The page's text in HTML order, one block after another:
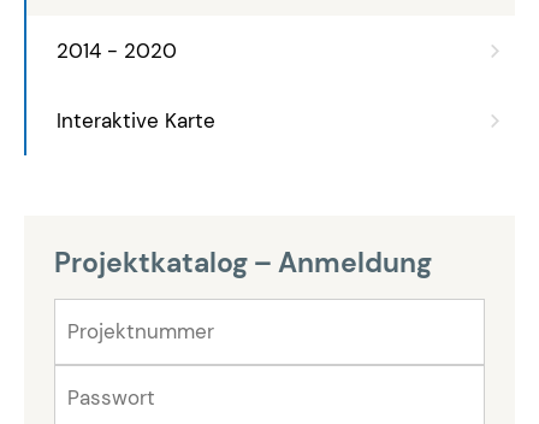
2014 - 2020
Interaktive Karte
Projektkatalog – Anmeldung